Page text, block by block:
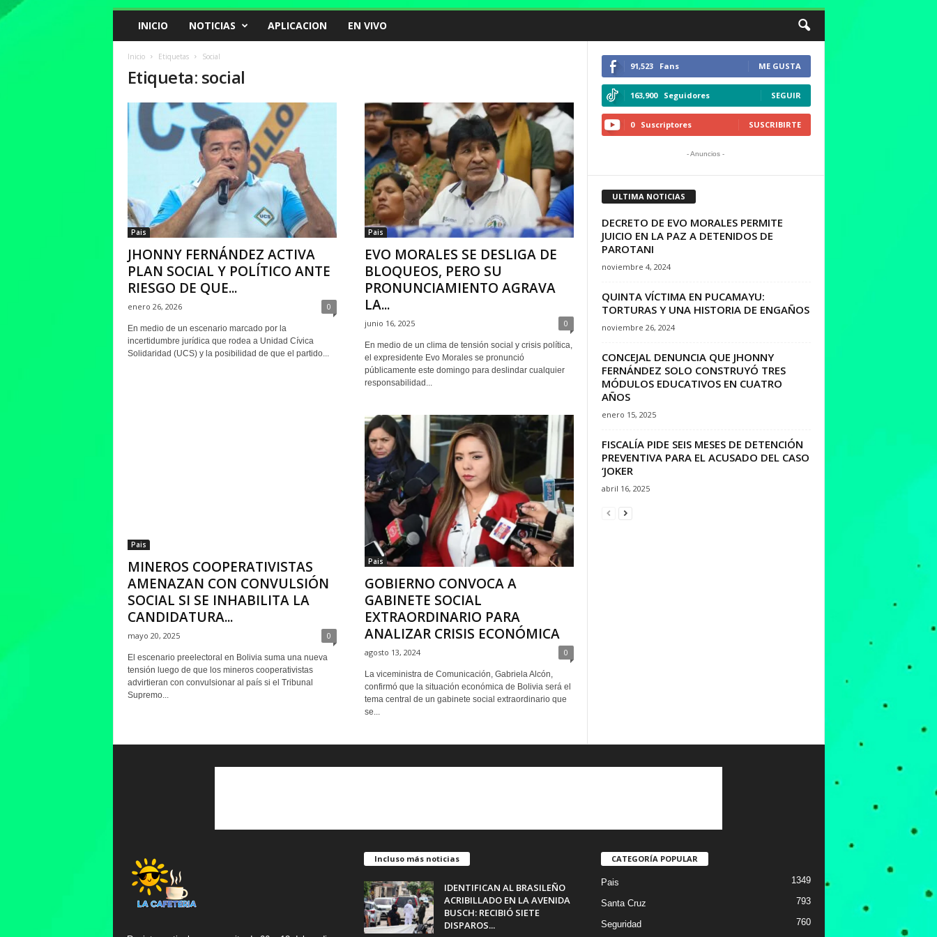
INICIO NOTICIAS APLICACION EN VIVO
Inicio Etiquetas Social
Etiqueta: social
Pais
JHONNY FERNÁNDEZ ACTIVA
PLAN SOCIAL Y POLÍTICO ANTE
RIESGO DE QUE...
enero 26, 2026 0
En medio de un escenario marcado por la
incertidumbre jurídica que rodea a Unidad Cívica
Solidaridad (UCS) y la posibilidad de que el partido...
Pais
EVO MORALES SE DESLIGA DE
BLOQUEOS, PERO SU
PRONUNCIAMIENTO AGRAVA
LA...
junio 16, 2025 0
En medio de un clima de tensión social y crisis política,
el expresidente Evo Morales se pronunció
públicamente este domingo para deslindar cualquier
responsabilidad...
Pais
MINEROS COOPERATIVISTAS
AMENAZAN CON CONVULSIÓN
SOCIAL SI SE INHABILITA LA
CANDIDATURA...
mayo 20, 2025 0
El escenario preelectoral en Bolivia suma una nueva
tensión luego de que los mineros cooperativistas
advirtieran con convulsionar al país si el Tribunal
Supremo...
Pais
GOBIERNO CONVOCA A
GABINETE SOCIAL
EXTRAORDINARIO PARA
ANALIZAR CRISIS ECONÓMICA
agosto 13, 2024 0
La viceministra de Comunicación, Gabriela Alcón,
confirmó que la situación económica de Bolivia será el
tema central de un gabinete social extraordinario que
se...
91,523 Fans ME GUSTA
163,900 Seguidores SEGUIR
0 Suscriptores SUSCRIBIRTE
- Anuncios -
ULTIMA NOTICIAS
DECRETO DE EVO MORALES PERMITE
JUICIO EN LA PAZ A DETENIDOS DE
PAROTANI
noviembre 4, 2024
QUINTA VÍCTIMA EN PUCAMAYU:
TORTURAS Y UNA HISTORIA DE ENGAÑOS
noviembre 26, 2024
CONCEJAL DENUNCIA QUE JHONNY
FERNÁNDEZ SOLO CONSTRUYÓ TRES
MÓDULOS EDUCATIVOS EN CUATRO
AÑOS
enero 15, 2025
FISCALÍA PIDE SEIS MESES DE DETENCIÓN
PREVENTIVA PARA EL ACUSADO DEL CASO
‘JOKER
abril 16, 2025
Incluso más noticias
IDENTIFICAN AL BRASILEÑO
ACRIBILLADO EN LA AVENIDA
BUSCH: RECIBIÓ SIETE
DISPAROS...
CATEGORÍA POPULAR
Pais 1349
Santa Cruz 793
Seguridad 760